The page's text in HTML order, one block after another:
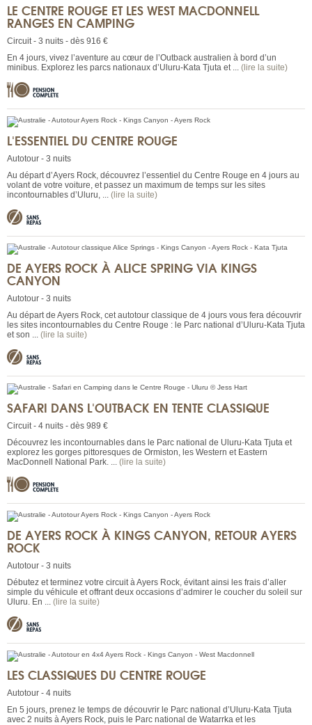
LE CENTRE ROUGE ET LES WEST MACDONNELL
RANGES EN CAMPING
Circuit - 3 nuits - dès 916 €
En 4 jours, vivez l’aventure au cœur de l’Outback australien à bord d’un
minibus. Explorez les parcs nationaux d’Uluru-Kata Tjuta et ... (lire la suite)
L'ESSENTIEL DU CENTRE ROUGE
Autotour - 3 nuits
Au départ d’Ayers Rock, découvrez l’essentiel du Centre Rouge en 4 jours au
volant de votre voiture, et passez un maximum de temps sur les sites
incontournables d’Uluru, ... (lire la suite)
DE AYERS ROCK À ALICE SPRING VIA KINGS
CANYON
Autotour - 3 nuits
Au départ de Ayers Rock, cet autotour classique de 4 jours vous fera découvrir
les sites incontournables du Centre Rouge : le Parc national d’Uluru-Kata Tjuta
et son ... (lire la suite)
SAFARI DANS L'OUTBACK EN TENTE CLASSIQUE
Circuit - 4 nuits - dès 989 €
Découvrez les incontournables dans le Parc national de Uluru-Kata Tjuta et
explorez les gorges pittoresques de Ormiston, les Western et Eastern
MacDonnell National Park. ... (lire la suite)
DE AYERS ROCK À KINGS CANYON, RETOUR AYERS
ROCK
Autotour - 3 nuits
Débutez et terminez votre circuit à Ayers Rock, évitant ainsi les frais d’aller
simple du véhicule et offrant deux occasions d’admirer le coucher du soleil sur
Uluru. En ... (lire la suite)
LES CLASSIQUES DU CENTRE ROUGE
Autotour - 4 nuits
En 5 jours, prenez le temps de découvrir le Parc national d’Uluru-Kata Tjuta
avec 2 nuits à Ayers Rock, puis le Parc national de Watarrka et les